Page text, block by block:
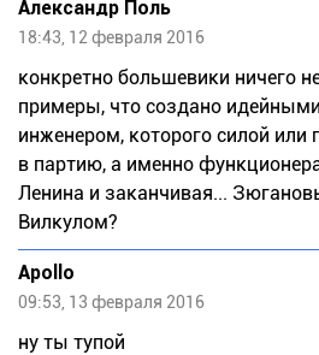
Александр Поль
18:43, 12 февраля 2016
конкретно большевики ничего
примеры, что создано
инженером, которого силой или
в партию, а именно
Ленина и заканчивая...
Вилкулом?
Apollo
09:53, 13 февраля 2016
ну ты тупой